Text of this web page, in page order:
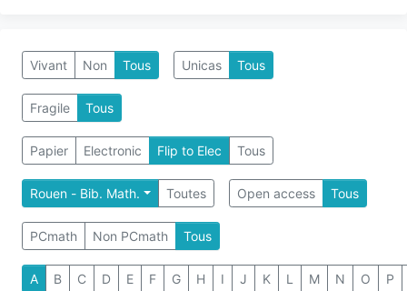
Vivant Non Tous Unicas Tous
Fragile Tous
Papier Electronic Flip to Elec Tous
Rouen - Bib. Math. Toutes Open access Tous
PCmath Non PCmath Tous
A B C D E F G H I J K L M N O P